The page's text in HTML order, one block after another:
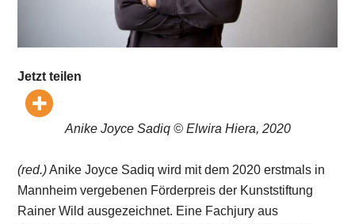
Jetzt teilen
Anike Joyce Sadiq © Elwira Hiera, 2020
(red.)Anike Joyce Sadiq wird mit dem 2020 erstmals in
Mannheim vergebenen Förderpreis der Kunststiftung
Rainer Wild ausgezeichnet. Eine Fachjury aus